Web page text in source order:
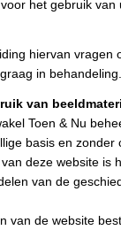
het gebruik van
hiervan vragen
in behandeling.
van
Toen & Nu
basis en zonder
deze website is
van de
van de website